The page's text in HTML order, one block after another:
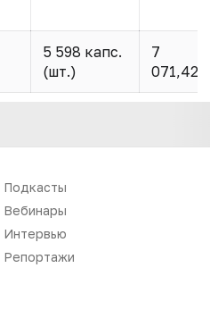
5 598 капс.
(шт.)
7
071,42
Подкасты
Вебинары
Интервью
Репортажи